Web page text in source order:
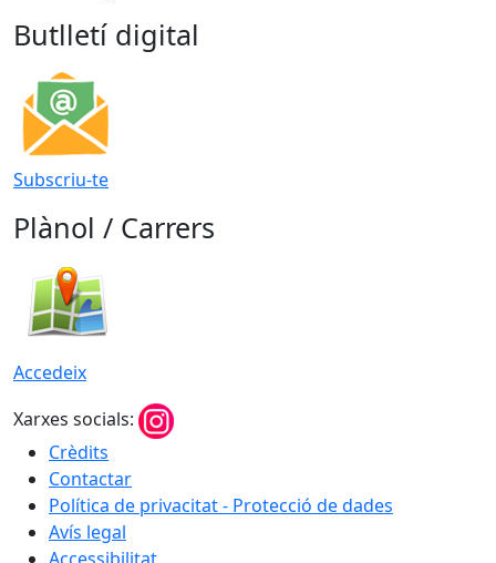
Butlletí digital
Subscriu-te
Plànol / Carrers
Accedeix
Xarxes socials:
Crèdits
Contactar
Política de privacitat - Protecció de dades
Avís legal